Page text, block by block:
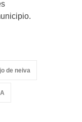
de neiva